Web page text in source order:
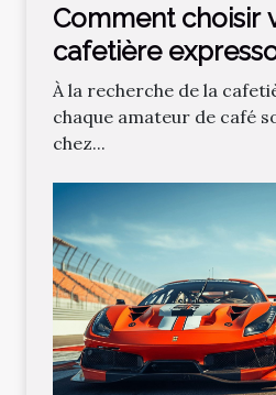
Comment choisir
cafetière
café parfait ?
À la recherche de la
chaque amateur de café
chez...